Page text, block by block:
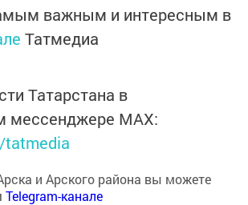
важным и интересным в
Татмедиа
Татарстана в
мессенджере MАХ:
и Арского района вы можете
Telegram-канале